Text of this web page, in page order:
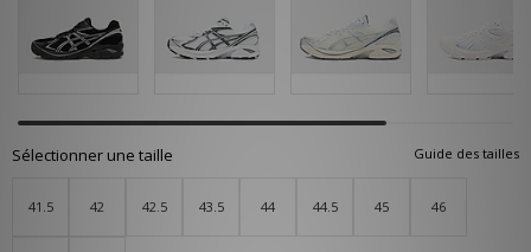
Guide des tailles
Sélectionner une taille
41.5 42 42.5 43.5 44 44.5 45 46